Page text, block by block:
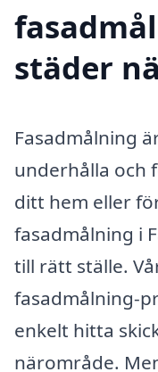
städer
Fasadmålning
underhålla och
ditt hem eller
fasadmålning i
till rätt ställe.
fasadmålning-
enkelt hitta
närområde.